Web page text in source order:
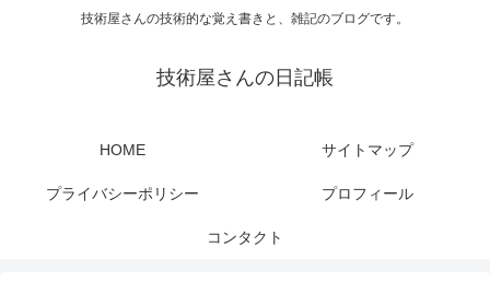
技術屋さんの技術的な覚え書きと、雑記のブログです。
技術屋さんの日記帳
HOME サイトマップ
プライバシーポリシー プロフィール
コンタクト